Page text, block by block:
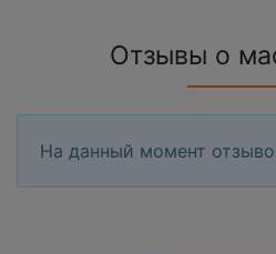
Отзывы о
На данный момент